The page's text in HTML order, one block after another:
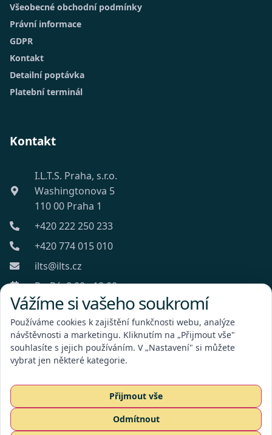
Všeobecné obchodní podmínky
Právní informace
GDPR
Kontakt
Detailní poptávka
Platební terminál
Kontakt
I.L.T.S. Praha, s.r.o.
Washingtonova 5
110 00 Praha 1
+420 222 250 233
+420 774 015 010
ilts@ilts.cz
Po-Pá: 8:00 - 18:00
I.L.T.S. Praha, s.r.o.
Vážíme si vašeho soukromí
Používáme cookies k zajištění funkčnosti webu, analýze
návštěvnosti a marketingu. Kliknutím na „Přijmout vše"
souhlasíte s jejich používáním. V „Nastavení" si můžete
vybrat jen některé kategorie.
Přijmout vše
Odmítnout